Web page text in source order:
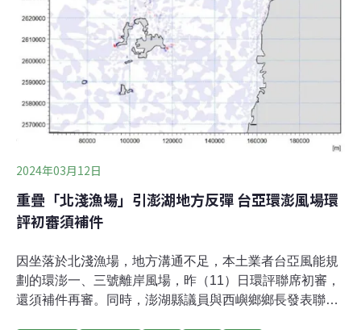
有套筒式、負壓沉箱或浮動式基礎三種可能，遭台灣蠻野
心足生態協會研究專員洪碩辰批，「根本是多到把所有可
能選項列出來」。環境管理署也指出，業者若未確定使用
哪種風機，就應列出各種作法的環境衝擊，
2024年03月12日
重疊「北淺漁場」引澎湖地方反彈 台亞環澎風場環
評初審須補件
因坐落於北淺漁場，地方溝通不足，本土業者台亞風能規
劃的環澎一、三號離岸風場，昨（11）日環評聯席初審，
還須補件再審。同時，澎湖縣議員與西嶼鄉鄉長發表聯合